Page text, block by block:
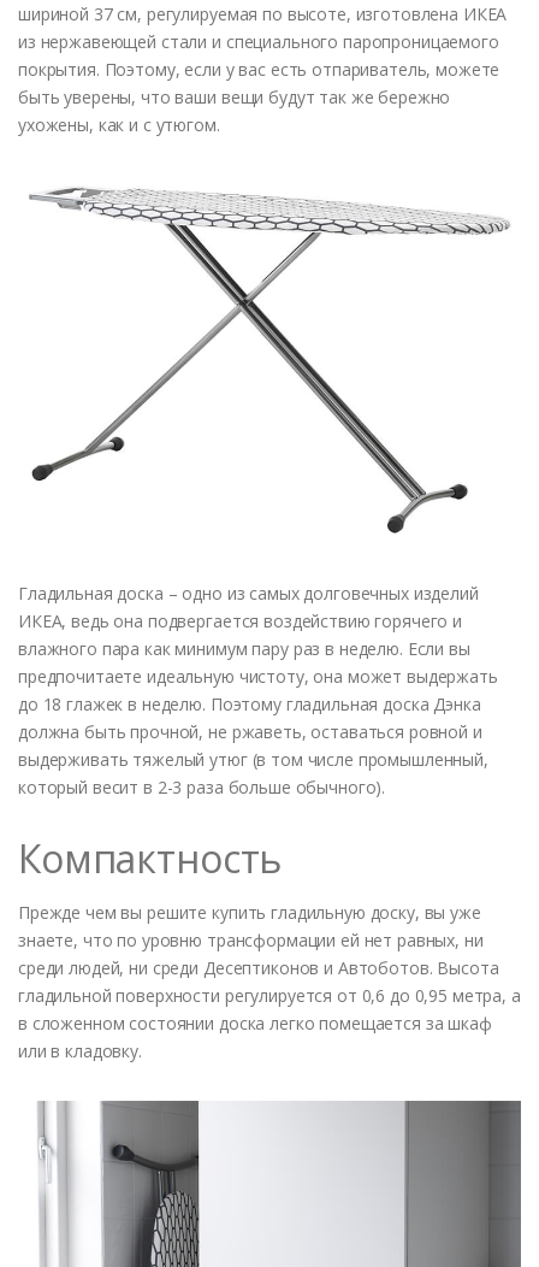
шириной 37 см, регулируемая по высоте, изготовлена ИКЕА
из нержавеющей стали и специального паропроницаемого
покрытия. Поэтому, если у вас есть отпариватель, можете
быть уверены, что ваши вещи будут так же бережно
ухожены, как и с утюгом.
Гладильная доска – одно из самых долговечных изделий
ИКЕА, ведь она подвергается воздействию горячего и
влажного пара как минимум пару раз в неделю. Если вы
предпочитаете идеальную чистоту, она может выдержать
до 18 глажек в неделю. Поэтому гладильная доска Дэнка
должна быть прочной, не ржаветь, оставаться ровной и
выдерживать тяжелый утюг (в том числе промышленный,
который весит в 2-3 раза больше обычного).
Компактность
Прежде чем вы решите купить гладильную доску, вы уже
знаете, что по уровню трансформации ей нет равных, ни
среди людей, ни среди Десептиконов и Автоботов. Высота
гладильной поверхности регулируется от 0,6 до 0,95 метра, а
в сложенном состоянии доска легко помещается за шкаф
или в кладовку.